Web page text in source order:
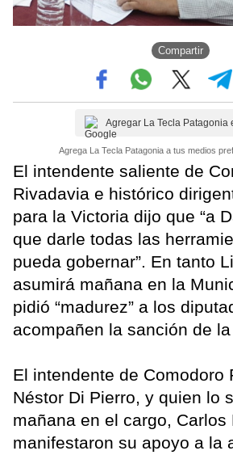
Compartir
Agregar La Tecla Patagonia
Agrega La Tecla Patagonia a tus medios
El intendente saliente de
Rivadavia e histórico
para la Victoria dijo que “a
que darle todas las
pueda gobernar”. En tanto
asumirá mañana en la
pidió “madurez” a los
acompañen la sanción de
El intendente de Comodoro
Néstor Di Pierro, y quien lo
mañana en el cargo, Carlos
manifestaron su apoyo a la